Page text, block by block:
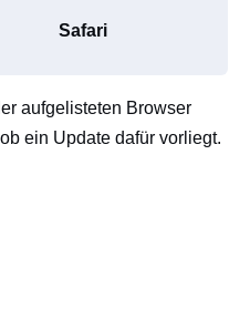
Safari
aufgelisteten Browser
ein Update dafür vorliegt.